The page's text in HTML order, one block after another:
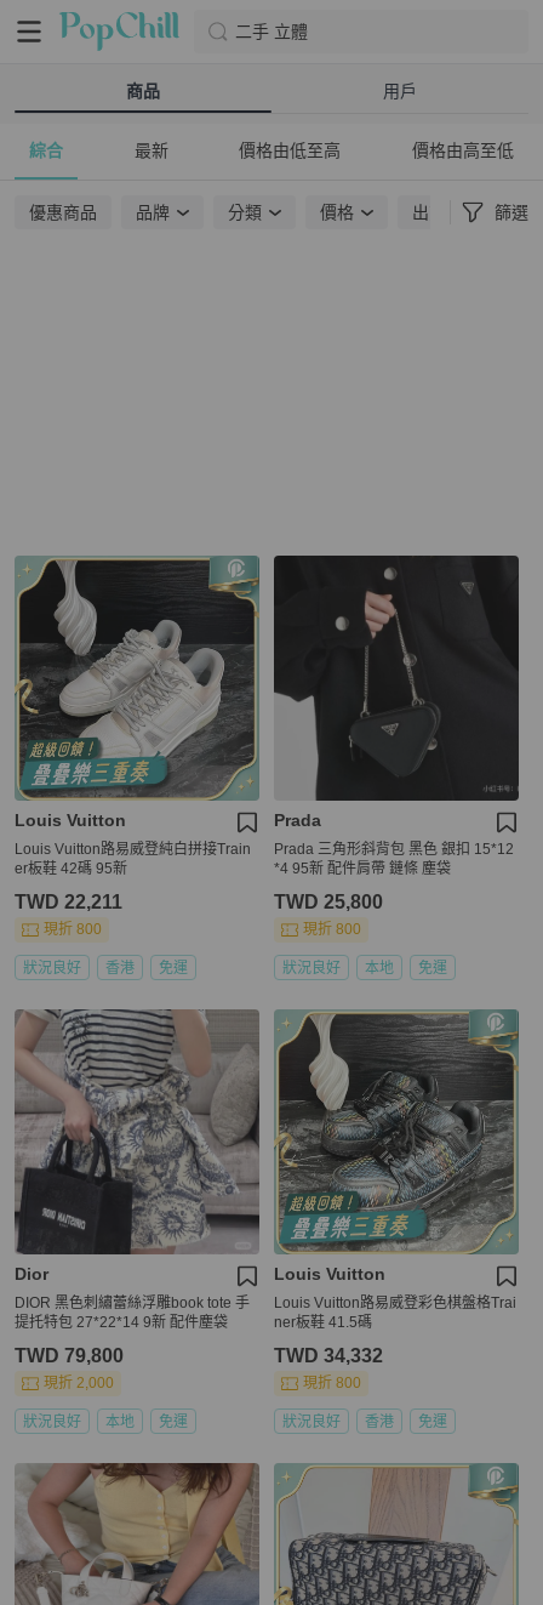
二手 立體
商品 用戶
綜合 最新 價格由低至高 價格由高至低
優惠商品 品牌 分類 價格 出貨地點 篩選
Louis Vuitton
Louis Vuitton路易威登純白拼接Train
er板鞋 42碼 95新
TWD 22,211
現折 800
狀況良好 香港 免運
Prada
Prada 三角形斜背包 黑色 銀扣 15*12
*4 95新 配件肩帶 鏈條 塵袋
TWD 25,800
現折 800
狀況良好 本地 免運
Dior
DIOR 黑色刺繡蕾絲浮雕book tote 手
提托特包 27*22*14 9新 配件塵袋
TWD 79,800
現折 2,000
狀況良好 本地 免運
Louis Vuitton
Louis Vuitton路易威登彩色棋盤格Trai
ner板鞋 41.5碼
TWD 34,332
現折 800
狀況良好 香港 免運